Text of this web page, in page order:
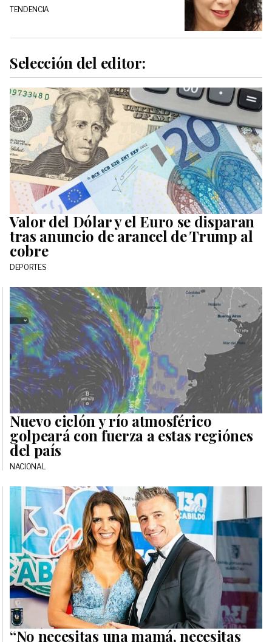
TENDENCIA
Selección del editor:
Valor del Dólar y el Euro se disparan
tras anuncio de arancel de Trump al
cobre
DEPORTES
Nuevo ciclón y río atmosférico
golpeará con fuerza a estas regiónes
del país
NACIONAL
“No necesitas una mamá, necesitas